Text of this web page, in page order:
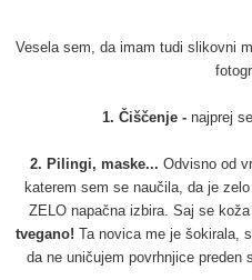
Vesela sem, da imam tudi slikovni
1. Čiščenje - najprej
2. Pilingi, maske... Odvisno od
katerem sem se naučila, da je
ZELO napačna izbira. Saj se
tvegano! Ta novica me je šokirala,
da ne uničujem povrhnjice preden